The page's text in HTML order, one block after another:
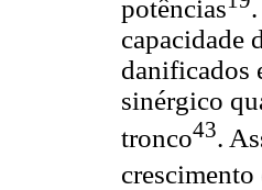
potências
capacidade
danificados
sinérgico
tronco43.